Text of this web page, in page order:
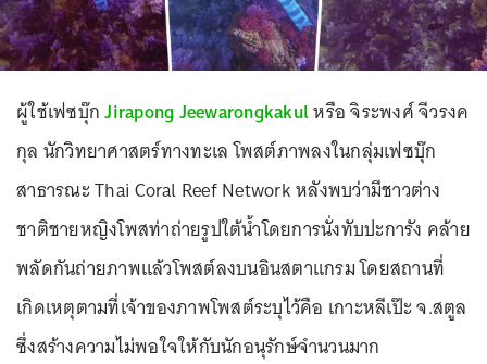
ผู้ใช้เฟซบุ๊กJirapong Jeewarongkakulหรือ จิระพงศ์ จีวรงค
กุล นักวิทยาศาสตร์ทางทะเล โพสต์ภาพลงในกลุ่มเฟซบุ๊ก
สาธารณะ Thai Coral Reef Network หลังพบว่ามีชาวต่าง
ชาติชายหญิงโพสท่าถ่ายรูปใต้น้ำโดยการนั่งทับปะการัง คล้าย
พลัดกันถ่ายภาพแล้วโพสต์ลงบนอินสตาแกรม โดยสถานที่
เกิดเหตุตามที่เจ้าของภาพโพสต์ระบุไว้คือ เกาะหลีเป๊ะ จ.สตูล
ซึ่งสร้างความไม่พอใจให้กับนักอนุรักษ์จำนวนมาก